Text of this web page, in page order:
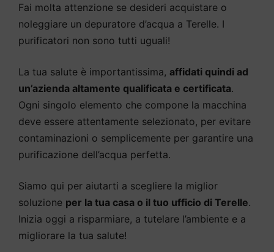
Fai molta attenzione se desideri acquistare o
noleggiare un depuratore d’acqua a Terelle. I
purificatori non sono tutti uguali!
La tua salute è importantissima, affidati quindi ad
un’azienda altamente qualificata e certificata.
Ogni singolo elemento che compone la macchina
deve essere attentamente selezionato, per evitare
contaminazioni o semplicemente per garantire una
purificazione dell’acqua perfetta.
Siamo qui per aiutarti a scegliere la miglior
soluzione per la tua casa o il tuo ufficio di Terelle.
Inizia oggi a risparmiare, a tutelare l’ambiente e a
migliorare la tua salute!